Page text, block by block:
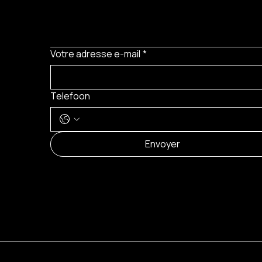
Votre adresse e-mail *
Telefoon
Envoyer